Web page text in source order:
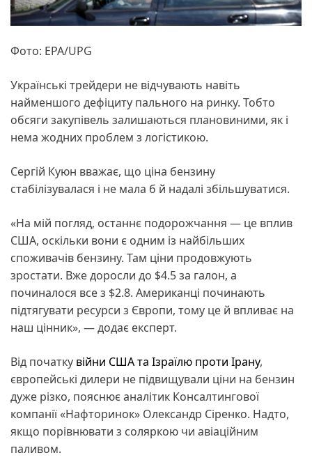
Фото: EPA/UPG
Українські трейдери не відчувають навіть
найменшого дефіциту пального на ринку. Тобто
обсяги закупівель залишаються плановиними, як і
нема жодних проблем з логістикою.
Сергій Куюн вважає, що ціна бензину
стабілізувалася і не мала б й надалі збільшуватися.
«На мій погляд, останнє подорожчання — це вплив
США, оскільки вони є одним із найбільших
споживачів бензину. Там ціни продовжують
зростати. Вже доросли до $4.5 за галон, а
починалося все з $2.8. Американці починають
підтягувати ресурси з Європи, тому це й впливає на
наш цінник», — додає експерт.
Від початку війни США та Ізраїлю проти Ірану,
європейські дилери не підвищували ціни на бензин
дуже різко, пояснює аналітик Консалтингової
компанії «Нафторинок» Олександр Сіренко. Надто,
якщо порівнювати з соляркою чи авіаційним
паливом.